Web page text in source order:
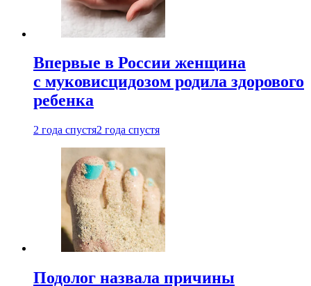
Впервые в России женщина
с муковисцидозом родила здорового
ребенка
2 года спустя2 года спустя
Подолог назвала причины